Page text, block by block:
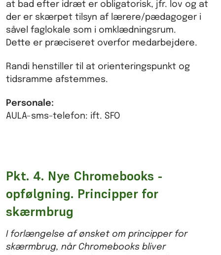
at bad efter idræt er obligatorisk, jfr. lov og at
der er skærpet tilsyn af lærere/pædagoger i
såvel faglokale som i omklædningsrum.
Dette er præciseret overfor medarbejdere.
Randi henstiller til at orienteringspunkt og
tidsramme afstemmes.
Personale:
AULA-sms-telefon: ift. SFO
Pkt. 4. Nye Chromebooks -
opfølgning. Principper for
skærmbrug
I forlængelse af ønsket om principper for
skærmbrug, når Chromebooks bliver